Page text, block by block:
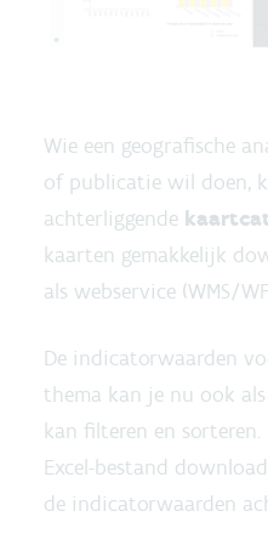
Wie een geografische
of publicatie wil doen,
achterliggende
kaarten gemakkelijk
als webservice (WMS/
De indicatorwaarden
thema kan je nu ook als
kan filteren en
Excel-bestand
de indicatorwaarden